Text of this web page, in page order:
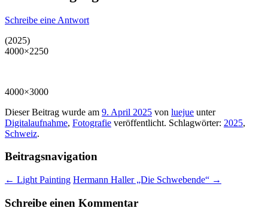
Schreibe eine Antwort
(2025)
4000×2250
4000×3000
Dieser Beitrag wurde am 9. April 2025 von luejue unter
Digitalaufnahme, Fotografie veröffentlicht. Schlagwörter: 2025,
Schweiz.
Beitragsnavigation
← Light Painting Hermann Haller „Die Schwebende“ →
Schreibe einen Kommentar